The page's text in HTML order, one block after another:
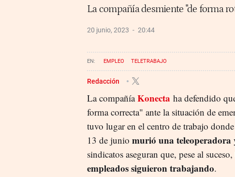
La compañía desmiente "de forma
20 junio, 2023 20:44
EMPLEO TELETRABAJO
Redacción
La compañíaKonecta ha defendido
forma correcta" ante la situación de
tuvo lugar en el centro de trabajo
13 de junio murió una teleoperadora
sindicatos aseguran que, pese al suceso,
empleados siguieron trabajando.